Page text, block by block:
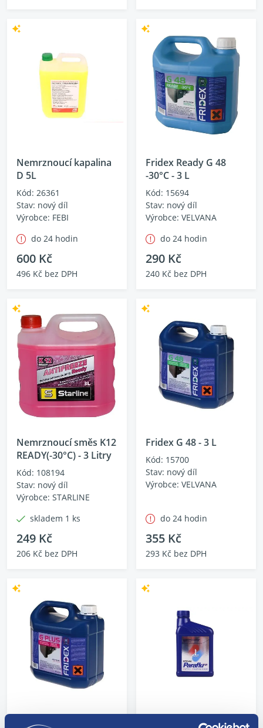
Nemrznoucí kapalina
D 5L
Kód: 26361
Stav: nový díl
Výrobce: FEBI
do 24 hodin
600 Kč
496 Kč bez DPH
Fridex Ready G 48
-30°C - 3 L
Kód: 15694
Stav: nový díl
Výrobce: VELVANA
do 24 hodin
290 Kč
240 Kč bez DPH
Nemrznoucí směs K12
READY(-30°C) - 3 Litry
Kód: 108194
Stav: nový díl
Výrobce: STARLINE
skladem 1 ks
249 Kč
206 Kč bez DPH
Fridex G 48 - 3 L
Kód: 15700
Stav: nový díl
Výrobce: VELVANA
do 24 hodin
355 Kč
293 Kč bez DPH
Fridex G plus - 3 L Paraflu UP 1L